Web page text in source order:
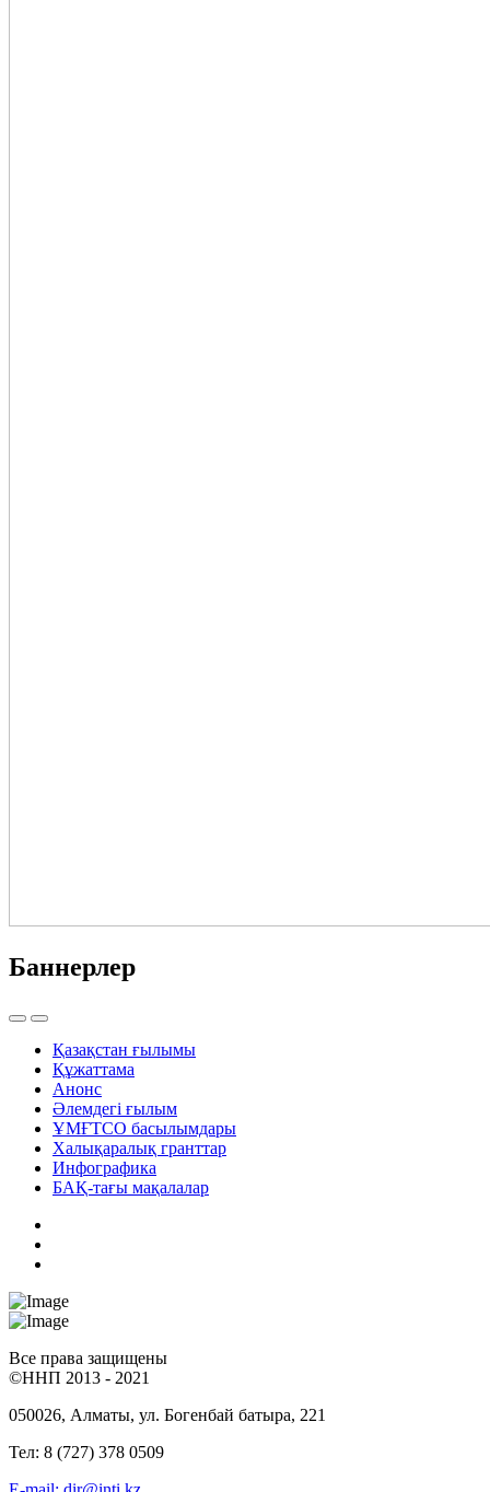
Баннерлер
Қазақстан ғылымы
Құжаттама
Анонс
Әлемдегі ғылым
ҰМҒТСО басылымдары
Халықаралық гранттар
Инфографика
БАҚ-тағы мақалалар
Все права защищены
©ННП 2013 - 2021
050026, Алматы, ул. Богенбай батыра, 221
Тел: 8 (727) 378 0509